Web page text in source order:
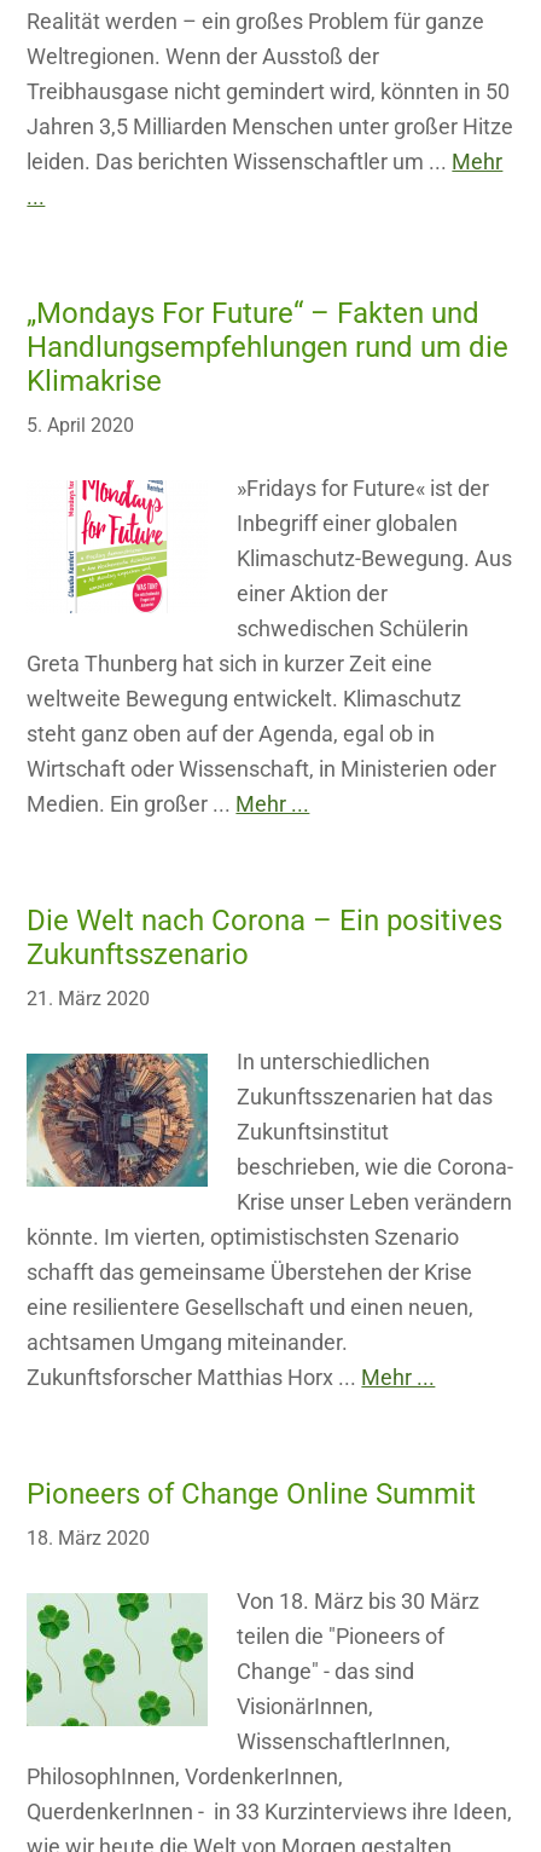
Realität werden – ein großes Problem für ganze
Weltregionen. Wenn der Ausstoß der
Treibhausgase nicht gemindert wird, könnten in 50
Jahren 3,5 Milliarden Menschen unter großer Hitze
leiden. Das berichten Wissenschaftler um ... Mehr
...
„Mondays For Future“ – Fakten und
Handlungsempfehlungen rund um die
Klimakrise
5. April 2020
»Fridays for Future« ist der
Inbegriff einer globalen
Klimaschutz-Bewegung. Aus
einer Aktion der
schwedischen Schülerin
Greta Thunberg hat sich in kurzer Zeit eine
weltweite Bewegung entwickelt. Klimaschutz
steht ganz oben auf der Agenda, egal ob in
Wirtschaft oder Wissenschaft, in Ministerien oder
Medien. Ein großer ... Mehr ...
Die Welt nach Corona – Ein positives
Zukunftsszenario
21. März 2020
In unterschiedlichen
Zukunftsszenarien hat das
Zukunftsinstitut
beschrieben, wie die Corona-
Krise unser Leben verändern
könnte. Im vierten, optimistischsten Szenario
schafft das gemeinsame Überstehen der Krise
eine resilientere Gesellschaft und einen neuen,
achtsamen Umgang miteinander.
Zukunftsforscher Matthias Horx ... Mehr ...
Pioneers of Change Online Summit
18. März 2020
Von 18. März bis 30 März
teilen die "Pioneers of
Change" - das sind
VisionärInnen,
WissenschaftlerInnen,
PhilosophInnen, VordenkerInnen,
QuerdenkerInnen - in 33 Kurzinterviews ihre Ideen,
wie wir heute die Welt von Morgen gestalten